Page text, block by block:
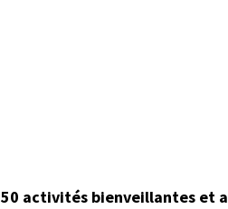
50 activités bienveillantes et